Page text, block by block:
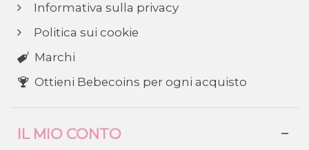
Informativa sulla privacy
Politica sui cookie
Marchi
Ottieni Bebecoins per ogni acquisto
IL MIO CONTO